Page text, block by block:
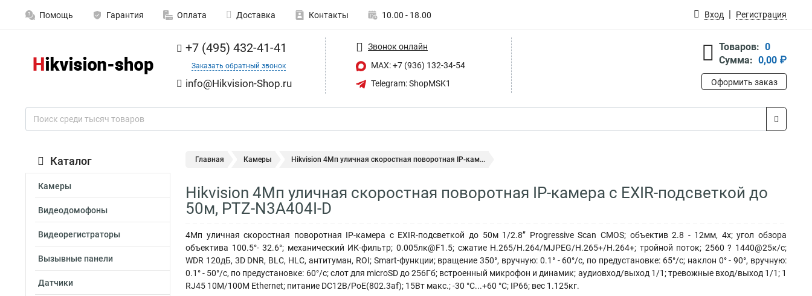
Помощь Гарантия Оплата Доставка Контакты 10.00 - 18.00 Вход Регистрация
+7 (495) 432-41-41
Заказать обратный звонок
info@Hikvision-Shop.ru
Звонок онлайн
MAX: +7 (936) 132-34-54
Telegram: ShopMSK1
Товаров: 0
Сумма: 0,00 ₽
Оформить заказ
Каталог
Камеры
Видеодомофоны
Видеорегистраторы
Вызывные панели
Датчики
Главная Камеры Hikvision 4Мп уличная скоростная поворотная IP-кам...
Hikvision 4Мп уличная скоростная поворотная IP-камера c EXIR-подсветкой до
50м, PTZ-N3A404I-D
4Мп уличная скоростная поворотная IP-камера c EXIR-подсветкой до 50м 1/2.8’’ Progressive Scan CMOS; объектив 2.8 - 12мм, 4x; угол обзора
объектива 100.5°- 32.6°; механический ИК-фильтр; 0.005лк@F1.5; сжатие H.265/H.264/MJPEG/H.265+/H.264+; тройной поток; 2560 ? 1440@25к/с;
WDR 120дБ, 3D DNR, BLC, HLC, антитуман, ROI; Smart-функции; вращение 350°, вручную: 0.1° - 60°/с, по предустановке: 65°/с; наклон 0° - 90°, вручную:
0.1° - 50°/с, по предустановке: 60°/с; слот для microSD до 256Гб; встроенный микрофон и динамик; аудиовход/выход 1/1; тревожные вход/выход 1/1; 1
RJ45 10M/100M Ethernet; питание DC12В/PoE(802.3af); 15Вт макс.; -30 °C...+60 °C; IP66; вес 1.125кг.